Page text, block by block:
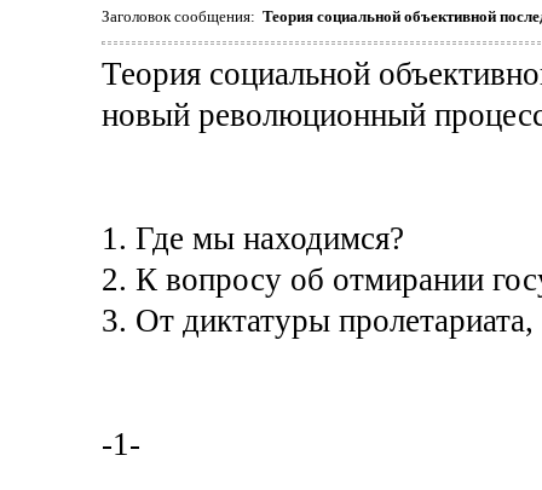
Заголовок сообщения: Теория социальной объективной
Теория социальной
новый революционный
1. Где мы находимся?
2. К вопросу об отмирании
3. От диктатуры
-1-